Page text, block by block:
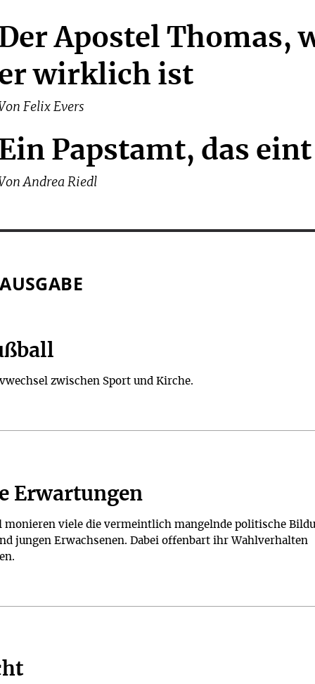
Apostel Thomas,
wirklich ist
Felix Evers
Papstamt, das eint
Andrea Riedl
zwischen Sport und Kirche.
Erwartungen
monieren viele die vermeintlich mangelnde politische
jungen Erwachsenen. Dabei offenbart ihr Wahlverhalten